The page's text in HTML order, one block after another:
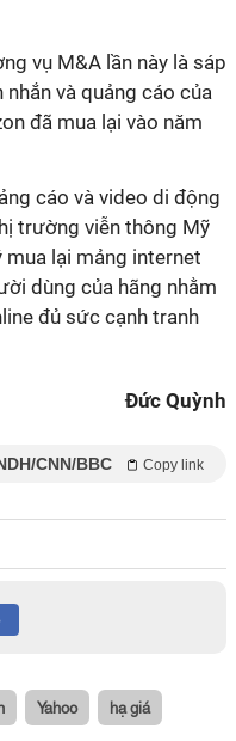
vụ M&A lần này là sáp
và quảng cáo của
đã mua lại vào năm
cáo và video di động
trường viễn thông Mỹ
lại mảng internet
dùng của hãng nhằm
đủ sức cạnh tranh
Đức Quỳnh
CNN/BBC Copy link
Yahoo hạ giá